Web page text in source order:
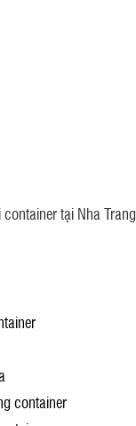
tại Nha Trang
container